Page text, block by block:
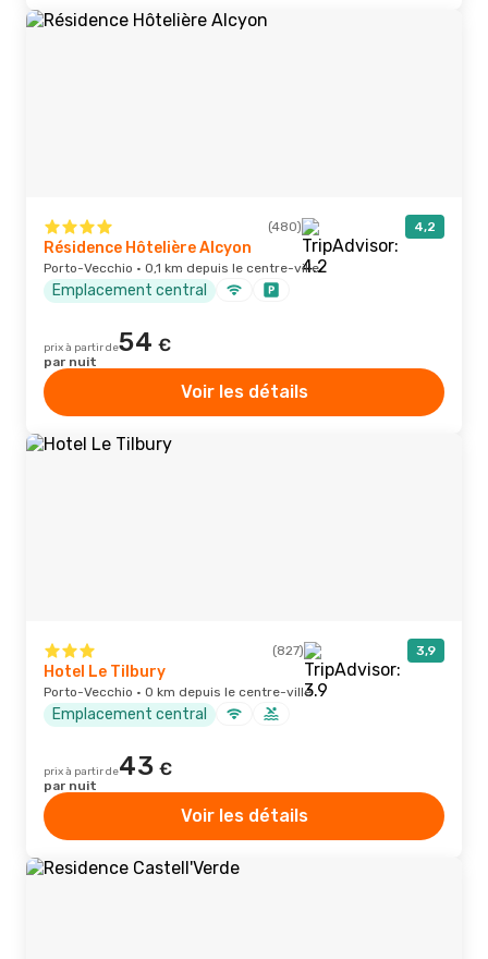
(480) 4,2
Résidence Hôtelière Alcyon
Porto-Vecchio · 0,1 km depuis le centre-ville
Emplacement central
prix à partir de54 €
par nuit
Voir les détails
(827) 3,9
Hotel Le Tilbury
Porto-Vecchio · 0 km depuis le centre-ville
Emplacement central
prix à partir de43 €
par nuit
Voir les détails